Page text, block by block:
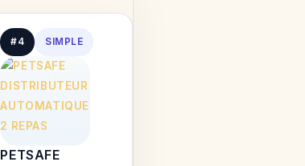
#4 SIMPLE
PETSAFE